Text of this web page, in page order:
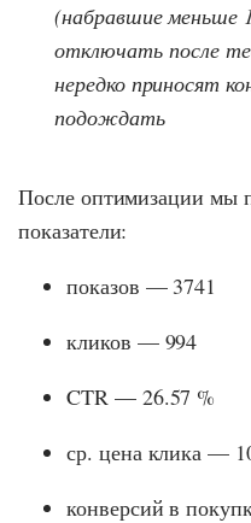
(набравшие меньше
отключать после
нередко приносят
подождать
После оптимизации мы
показатели:
показов — 3741
кликов — 994
CTR — 26.57 %
ср. цена клика —
конверсий в